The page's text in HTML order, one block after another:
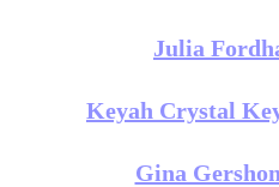
Julia
Keyah Crystal
Gina Gershon